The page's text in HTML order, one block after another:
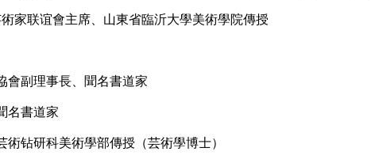
家联谊會主席、山東省臨沂大學美術學院傳授
理事長、聞名書道家
書道家
研科美術學部傳授（芸術學博士）